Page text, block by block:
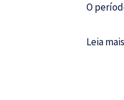
O
Leia